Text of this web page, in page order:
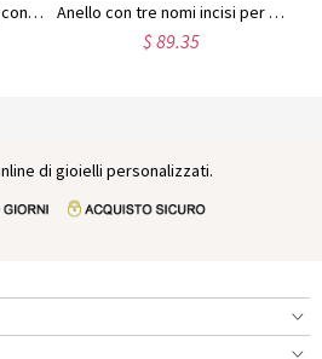
Anello in argento sterling con tre nomi di bambini per le mamme Anello con tre nomi incisi per la mamma, placcato oro
$ 89.35
di gioielli personalizzati.